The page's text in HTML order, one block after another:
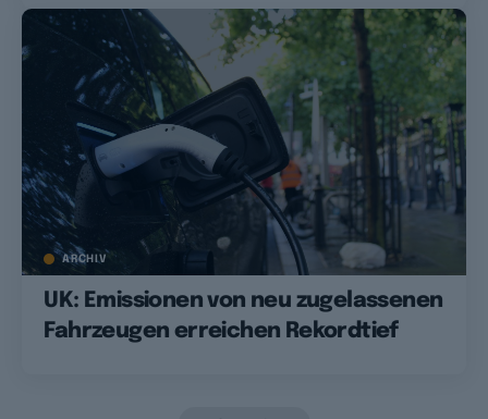
ARCHIV
UK: Emissionen von neu zugelassenen
Fahrzeugen erreichen Rekordtief